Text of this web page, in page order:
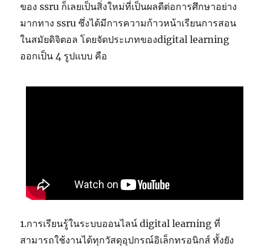
ของ ssru ก็เลยเป็นสิ่งใหม่ที่เป็นผลดีต่อการศึกษาอย่าง
มากทาง ssru ซึ่งได้มีการความก้าวหน้าเรียนการสอน
ในสมัยดิจิตอล โดยจัดประเภทของdigital learning
ออกเป็น 4 รูปแบบ คือ
1.การเรียนรู้ในระบบออนไลน์ digital learning ที่
สามารถใช้งานได้ทุกวัสดุอุปกรณ์อิเล็กทรอนิกส์ ทั้งยัง